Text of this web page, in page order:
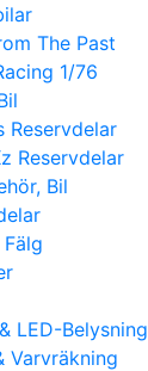
The Past
1/76
Reservdelar
Reservdelar
Bil
LED-Belysning
Varvräkning